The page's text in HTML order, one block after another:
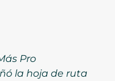
Pro
la hoja de ruta